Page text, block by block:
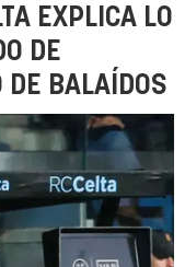
EXPLICA LO
DE
DE BALAÍDOS